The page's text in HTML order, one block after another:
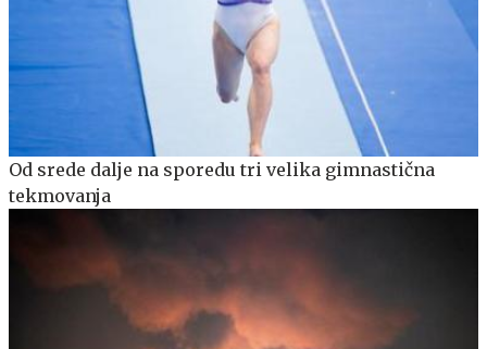
Od srede dalje na sporedu tri velika gimnastična
tekmovanja